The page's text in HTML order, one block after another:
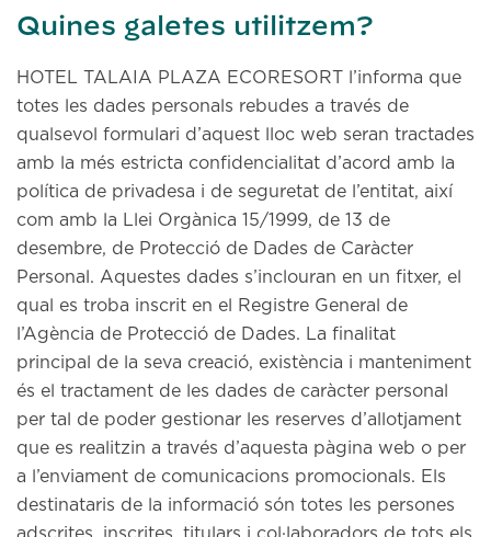
Quines galetes utilitzem?
HOTEL TALAIA PLAZA ECORESORT l’informa que
totes les dades personals rebudes a través de
qualsevol formulari d’aquest lloc web seran tractades
amb la més estricta confidencialitat d’acord amb la
política de privadesa i de seguretat de l’entitat, així
com amb la Llei Orgànica 15/1999, de 13 de
desembre, de Protecció de Dades de Caràcter
Personal. Aquestes dades s’inclouran en un fitxer, el
qual es troba inscrit en el Registre General de
l’Agència de Protecció de Dades. La finalitat
principal de la seva creació, existència i manteniment
és el tractament de les dades de caràcter personal
per tal de poder gestionar les reserves d’allotjament
que es realitzin a través d’aquesta pàgina web o per
a l’enviament de comunicacions promocionals. Els
destinataris de la informació són totes les persones